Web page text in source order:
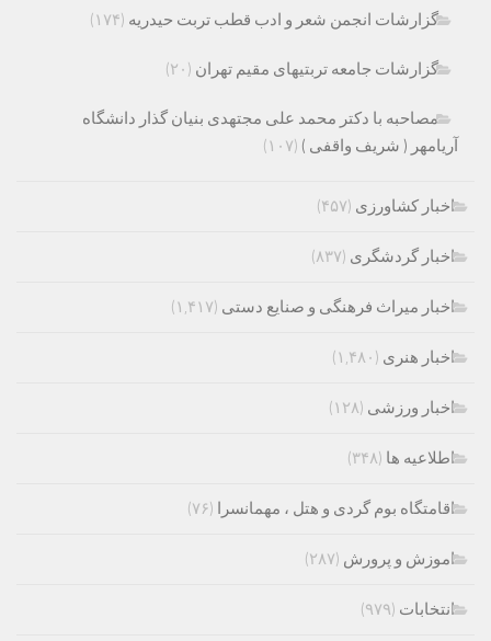
گزارشات انجمن شعر و ادب قطب تربت حیدریه (۱۷۴)
گزارشات جامعه تربتیهای مقیم تهران (۲۰)
مصاحبه با دکتر محمد علی مجتهدی بنیان گذار دانشگاه
آریامهر ( شریف واقفی ) (۱۰۷)
اخبار کشاورزی (۴۵۷)
اخبار گردشگری (۸۳۷)
اخبار میراث فرهنگی و صنایع دستی (۱,۴۱۷)
اخبار هنری (۱,۴۸۰)
اخبار ورزشی (۱۲۸)
اطلاعیه ها (۳۴۸)
اقامتگاه بوم گردی و هتل ، مهمانسرا (۷۶)
اموزش و پرورش (۲۸۷)
انتخابات (۹۷۹)